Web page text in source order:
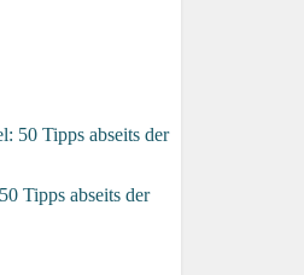
Tipps abseits der